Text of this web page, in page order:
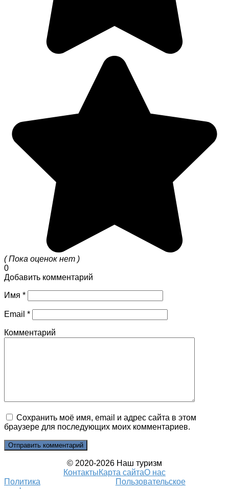
( Пока оценок нет )
0
Добавить комментарий
Имя *
Email *
Комментарий
Сохранить моё имя, email и адрес сайта в этом
браузере для последующих моих комментариев.
© 2020-2026 Наш туризм
КонтактыКарта сайтаО нас
Политика
Пользовательское